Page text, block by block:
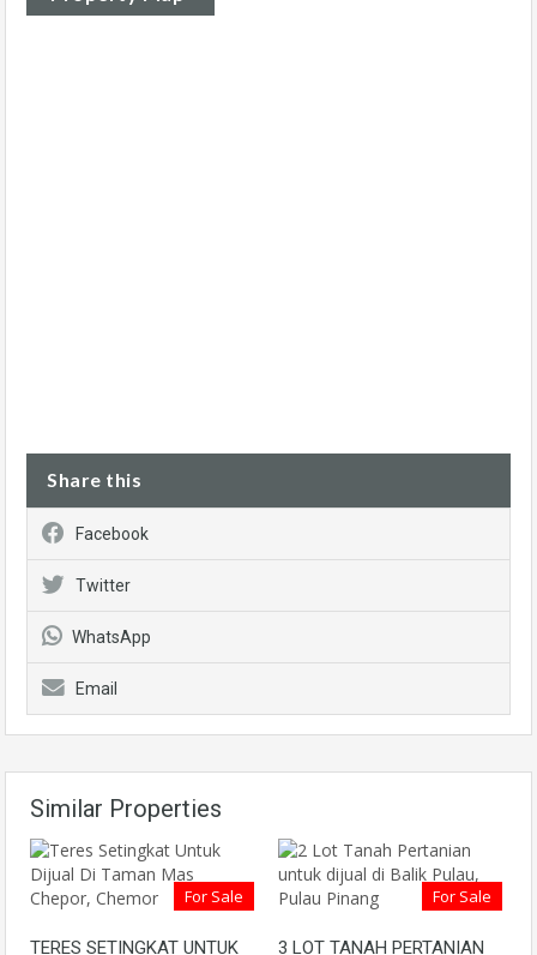
Share this
Facebook
Twitter
WhatsApp
Email
Similar Properties
For Sale
TERES SETINGKAT UNTUK
For Sale
3 LOT TANAH PERTANIAN